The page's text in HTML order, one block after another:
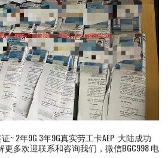
~ 2年9G 3年9G真实劳工卡AEP 大陆成功
多欢迎联系和咨询我们，微信BGC998 电